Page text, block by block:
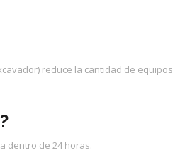
reduce la cantidad de
dentro de 24 horas.